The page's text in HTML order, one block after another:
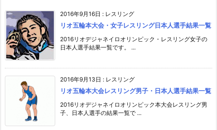
2016年9月16日 : レスリング
リオ五輪本大会・女子レスリング日本人選手結果一覧
2016リオデジャネイロオリンピック・レスリング女子の
日本人選手結果一覧です。 ...
2016年9月13日 : レスリング
リオ五輪本大会レスリング男子・日本人選手結果一覧
2016リオデジャネイロオリンピック本大会レスリング男
子、日本人選手の結果一覧で ...